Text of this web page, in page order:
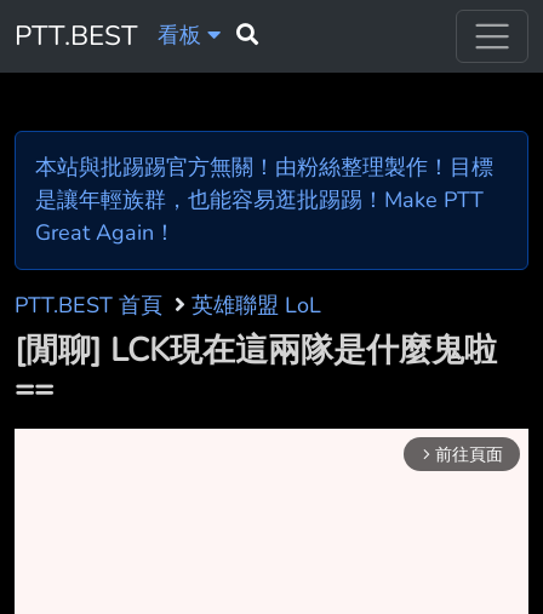
PTT.BEST 看板
本站與批踢踢官方無關！由粉絲整理製作！目標
是讓年輕族群，也能容易逛批踢踢！Make PTT
Great Again！
PTT.BEST 首頁 英雄聯盟 LoL
[閒聊] LCK現在這兩隊是什麼鬼啦
==
arrow_forward_ios 前往頁面